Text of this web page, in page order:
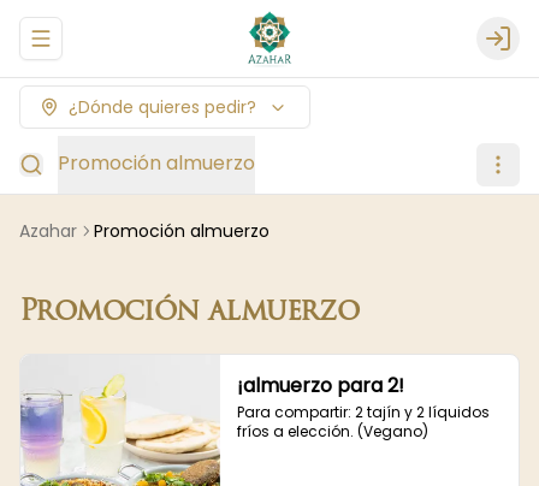
Abrir menu de navegación Login
¿Dónde quieres pedir?
Promoción almuerzo
Azahar Promoción almuerzo
Promoción almuerzo
¡almuerzo para 2!
Para compartir: 2 tajín y 2 líquidos
fríos a elección. (Vegano)